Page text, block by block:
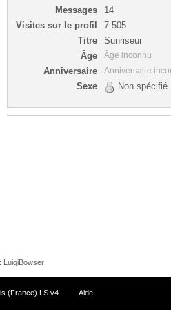
Messages
14
Visites sur le profil
7 505
Titre
Sunriseur
Âge
Âge inconnu
Anniversaire Anniversaire
Sexe Non spécifié
LuigiBowser
(France) LS v4 Aide